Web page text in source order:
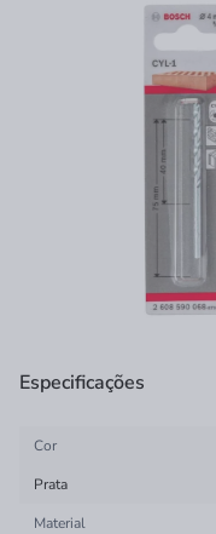
Especificações
Cor
Prata
Material